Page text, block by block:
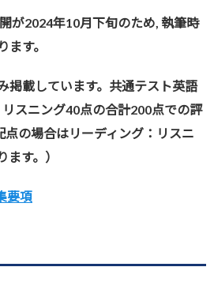
が2024年10月下旬のため, 執筆時
す。
掲載しています。共通テスト英語
スニング40点の合計200点での評
点の場合はリーディング：リスニ
す。）
要項